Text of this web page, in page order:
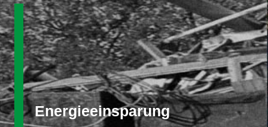
Energieeinsparung